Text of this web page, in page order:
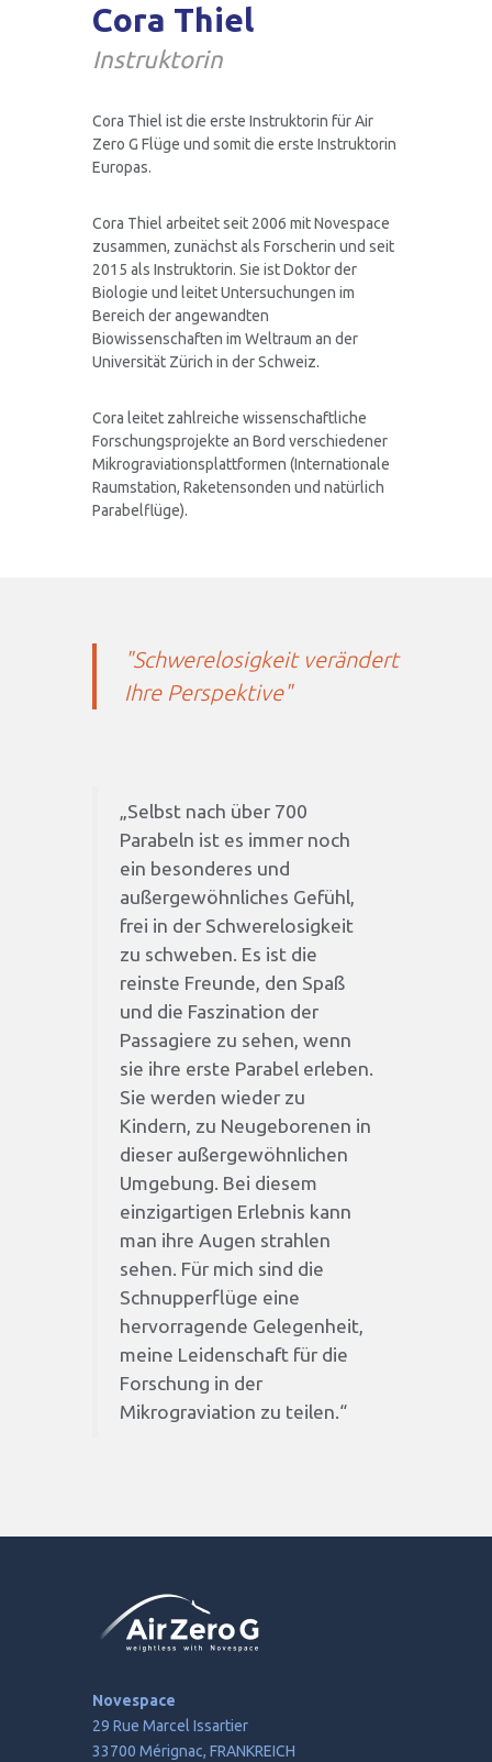
Air Zero G Team
Einen Flug anbieten
Angebote für Unternehmen
FAQ Privatpersonen
FAQ Wissenschaftliche
Cora Thiel
Instruktorin
Cora Thiel ist die erste Instruktorin für Air
Zero G Flüge und somit die erste Instruktorin
Europas.
Cora Thiel arbeitet seit 2006 mit Novespace
zusammen, zunächst als Forscherin und seit
2015 als Instruktorin. Sie ist Doktor der
Biologie und leitet Untersuchungen im
Bereich der angewandten
Biowissenschaften im Weltraum an der
Universität Zürich in der Schweiz.
Cora leitet zahlreiche wissenschaftliche
Forschungsprojekte an Bord verschiedener
Mikrograviationsplattformen (Internationale
Raumstation, Raketensonden und natürlich
Parabelflüge).
"Schwerelosigkeit verändert
Ihre Perspektive"
„Selbst nach über 700
Parabeln ist es immer noch
ein besonderes und
außergewöhnliches Gefühl,
frei in der Schwerelosigkeit
zu schweben. Es ist die
reinste Freunde, den Spaß
und die Faszination der
Passagiere zu sehen, wenn
sie ihre erste Parabel erleben.
Sie werden wieder zu
Kindern, zu Neugeborenen in
dieser außergewöhnlichen
Umgebung. Bei diesem
einzigartigen Erlebnis kann
man ihre Augen strahlen
sehen. Für mich sind die
Schnupperflüge eine
hervorragende Gelegenheit,
meine Leidenschaft für die
Forschung in der
Mikrograviation zu teilen.“
Novespace
29 Rue Marcel Issartier
33700 Mérignac, FRANKREICH